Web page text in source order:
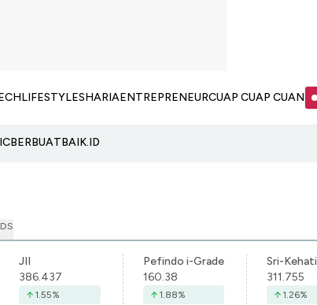
LIFESTYLESHARIAENTREPRENEURCUAP CUAP CUAN
BERBUATBAIK.ID
JII
386.437
1.55%
Pefindo i-Grade
160.38
1.88%
Sri-Kehati
311.755
1.26%